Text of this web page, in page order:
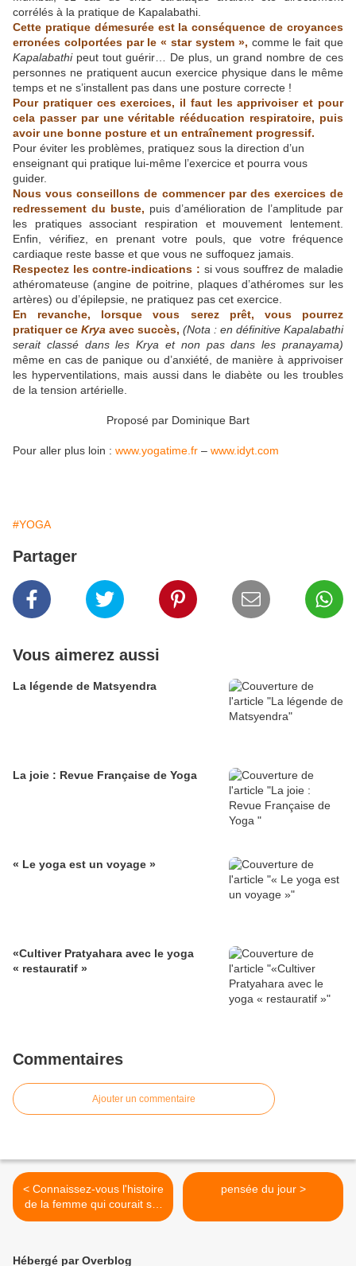
corrélés à la pratique de Kapalabathi.
Cette pratique démesurée est la conséquence de croyances
erronées colportées par le « star system », comme le fait que
Kapalabathipeut tout guérir… De plus, un grand nombre de ces
personnes ne pratiquent aucun exercice physique dans le même
temps et ne s’installent pas dans une posture correcte !
Pour pratiquer ces exercices, il faut les apprivoiser et pour
cela passer par une véritable rééducation respiratoire, puis
avoir une bonne posture et un entraînement progressif.
Pour éviter les problèmes, pratiquez sous la direction d’un
enseignant qui pratique lui-même l’exercice et pourra vous
guider.
Nous vous conseillons de commencer par des exercices de
redressement du buste, puis d’amélioration de l’amplitude par
les pratiques associant respiration et mouvement lentement.
Enfin, vérifiez, en prenant votre pouls, que votre fréquence
cardiaque reste basse et que vous ne suffoquez jamais.
Respectez les contre-indications : si vous souffrez de maladie
athéromateuse (angine de poitrine, plaques d’athéromes sur les
artères) ou d’épilepsie, ne pratiquez pas cet exercice.
En revanche, lorsque vous serez prêt, vous pourrez
pratiquer ce Krya avec succès, (Nota : en définitive Kapalabathi
serait classé dans les Krya et non pas dans les pranayama)
même en cas de panique ou d’anxiété, de manière à apprivoiser
les hyperventilations, mais aussi dans le diabète ou les troubles
de la tension artérielle.
Proposé par Dominique Bart
Pour aller plus loin : www.yogatime.fr – www.idyt.com
#YOGA
Partager
Vous aimerez aussi
La légende de Matsyendra
La joie : Revue Française de Yoga
« Le yoga est un voyage »
«Cultiver Pratyahara avec le yoga
« restauratif »
Commentaires
Ajouter un commentaire
< Connaissez-vous l'histoire
de la femme qui courait sur
l'eau ?
pensée du jour >
Hébergé par Overblog